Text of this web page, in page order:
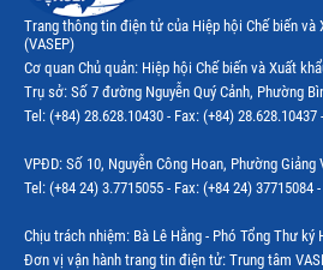
Trang thông tin điện tử của Hiệp hội Chế biến và
(VASEP)
Cơ quan Chủ quản: Hiệp hội Chế biến và Xuất
Trụ sở: Số 7 đường Nguyễn Quý Cảnh, Phường
Tel: (+84) 28.628.10430 - Fax: (+84)
VPĐD: Số 10, Nguyễn Công Hoan, Phường Giảng
Tel: (+84 24) 3.7715055 - Fax: (+84 24)
Chịu trách nhiệm: Bà Lê Hằng - Phó Tổng Thư ký
Đơn vị vận hành trang tin điện tử: Trung tâm